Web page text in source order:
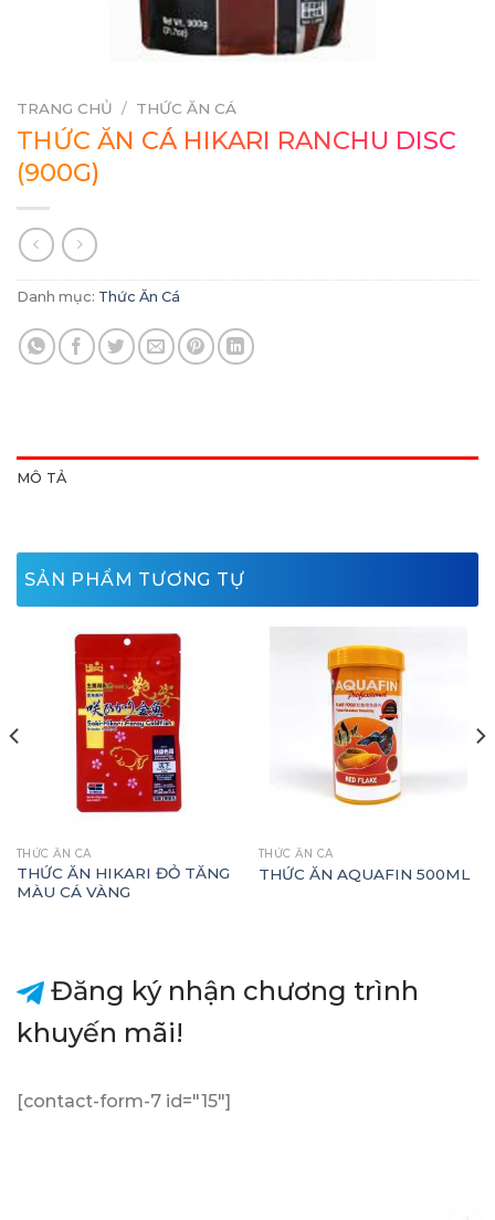
TRANG CHỦ / THỨC ĂN CÁ
THỨC ĂN CÁ HIKARI RANCHU DISC
(900G)
Danh mục: Thức Ăn Cá
MÔ TẢ
SẢN PHẨM TƯƠNG TỰ
THỨC ĂN CÁ
THỨC ĂN HIKARI ĐỎ TĂNG
MÀU CÁ VÀNG
THỨC ĂN CÁ
THỨC ĂN AQUAFIN 500ML
Đăng ký nhận chương trình
khuyến mãi!
[contact-form-7 id="15"]